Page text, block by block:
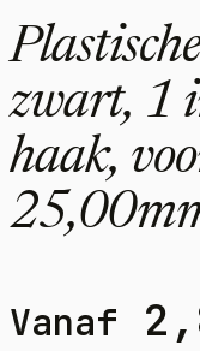
zwart, 1
haak,
Vanaf